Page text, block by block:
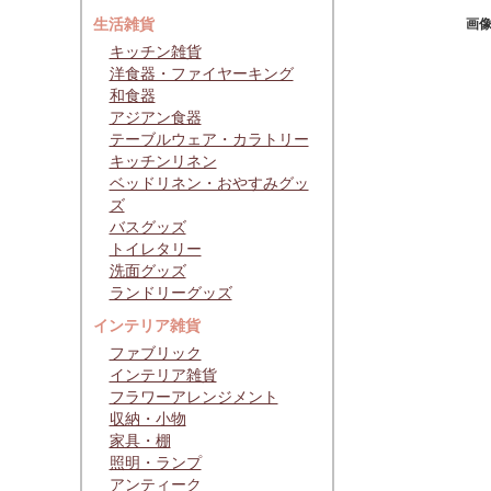
生活雑貨
キッチン雑貨
洋食器・ファイヤーキング
和食器
アジアン食器
テーブルウェア・カラトリー
キッチンリネン
ベッドリネン・おやすみグッ
ズ
バスグッズ
トイレタリー
洗面グッズ
ランドリーグッズ
インテリア雑貨
ファブリック
インテリア雑貨
フラワーアレンジメント
収納・小物
家具・棚
照明・ランプ
アンティーク
画